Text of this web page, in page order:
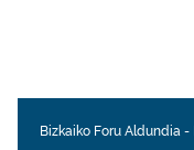
Bizkaiko Foru Aldundia -